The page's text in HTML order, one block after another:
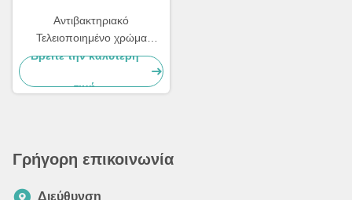
Αντιβακτηριακό
Τελειοποιημένο χρώμα
σκουπιδοειδών
Βρείτε την καλύτερη
τιμή
Γρήγορη επικοινωνία
Διεύθυνση